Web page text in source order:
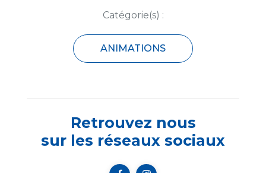
Catégorie(s) :
ANIMATIONS
Retrouvez nous
sur les réseaux sociaux